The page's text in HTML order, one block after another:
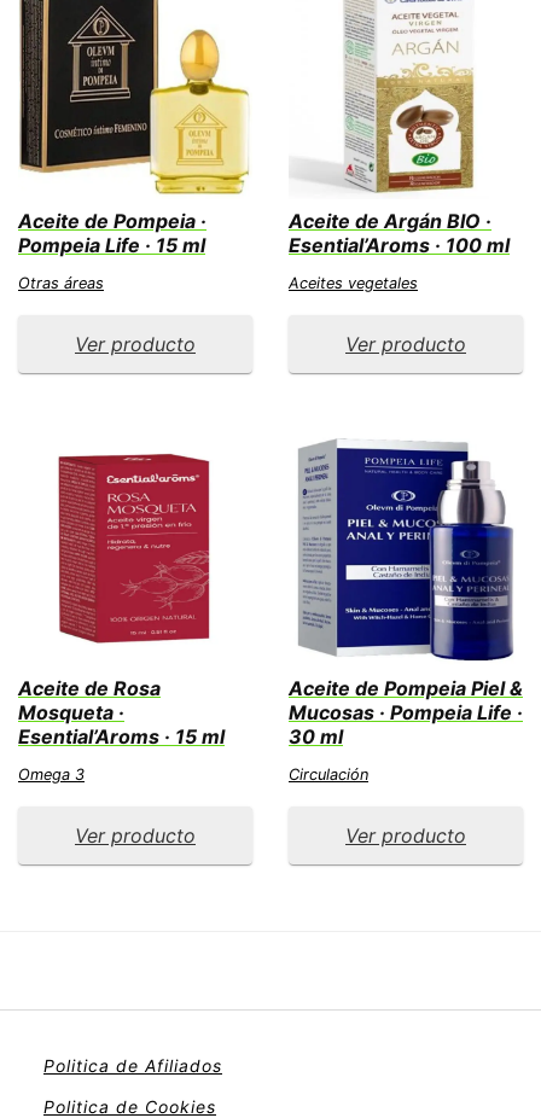
Aceite de Pompeia ·
Pompeia Life · 15 ml
Otras áreas
Ver producto
Aceite de Argán BIO ·
Esential’Aroms · 100 ml
Aceites vegetales
Ver producto
Aceite de Rosa
Mosqueta ·
Esential’Aroms · 15 ml
Omega 3
Ver producto
Aceite de Pompeia Piel &
Mucosas · Pompeia Life ·
30 ml
Circulación
Ver producto
Politica de Afiliados
Politica de Cookies